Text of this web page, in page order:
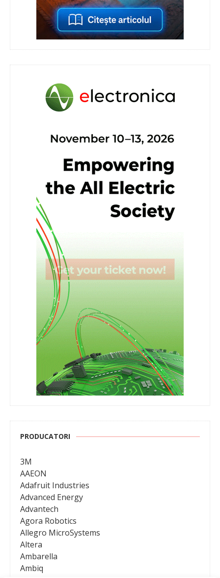
PRODUCATORI
3M
AAEON
Adafruit Industries
Advanced Energy
Advantech
Agora Robotics
Allegro MicroSystems
Altera
Ambarella
Ambiq